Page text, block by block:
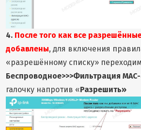
4. После того как все
добавлены, для включения
«разрешённому списку»
Беспроводное>>>Фильтрация
галочку напротив «Разрешить»